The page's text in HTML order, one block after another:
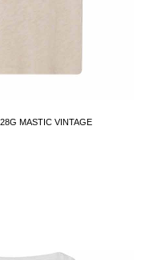
MASTIC VINTAGE